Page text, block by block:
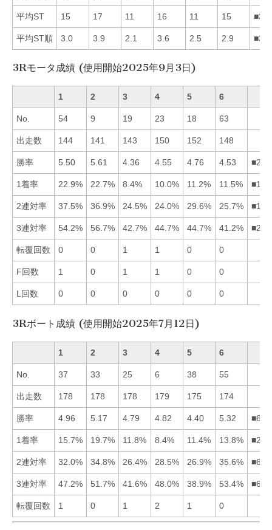
平均ST 15 17 11 16 11 15
平均ST順 3.0 3.9 2.1 3.6 2.5 2.9
3Rモータ成績 (使用開始2025年9月3日)
1 2 3 4 5 6
No. 54 9 19 23 18 63
出走数 144 141 143 150 152 148
勝率 5.50 5.61 4.36 4.55 4.76 4.53
1着率 22.9% 22.7% 8.4% 10.0% 11.2% 11.5%
2連対率 37.5% 36.9% 24.5% 24.0% 29.6% 25.7%
3連対率 54.2% 56.7% 42.7% 44.7% 44.7% 41.2%
転覆回数 0 0 1 1 0 0
F回数 1 0 1 1 0 0
L回数 0 0 0 0 0 0
3Rボート成績 (使用開始2025年7月12日)
1 2 3 4 5 6
No. 37 33 25 6 38 55
出走数 178 178 178 179 175 174
勝率 4.96 5.17 4.79 4.82 4.40 5.32
1着率 15.7% 19.7% 11.8% 8.4% 11.4% 13.8%
2連対率 32.0% 34.8% 26.4% 28.5% 26.9% 35.6%
3連対率 47.2% 51.7% 41.6% 48.0% 38.9% 53.4%
転覆回数 1 0 1 2 1 0